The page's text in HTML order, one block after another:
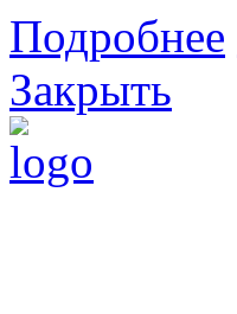
Подробнее
Закрыть